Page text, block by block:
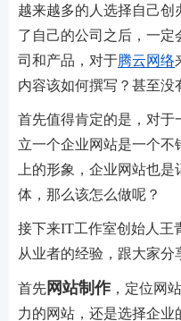
越来越多的人选择自己创
了自己的公司之后，一定
司和产品，对于腾云网络
内容该如何撰写？甚至没
首先值得肯定的是，对于
立一个企业网站是一个不
上的形象，企业网站也
体，那么该怎么做呢？
接下来IT工作室创始人王
从业者的经验，跟大家分
首先网站制作，定位网
力的网站，还是选择企